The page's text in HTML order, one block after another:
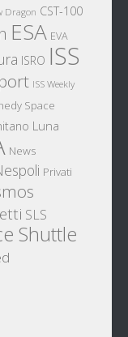
Dragon CST-100
ESA EVA
ISRO ISS
ISS Weekly
Space
Luna
News
Privati
SLS
Shuttle